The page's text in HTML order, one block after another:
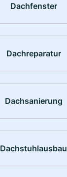
Dachfenster
Dachreparatur
Dachsanierung
Dachstuhlausbau